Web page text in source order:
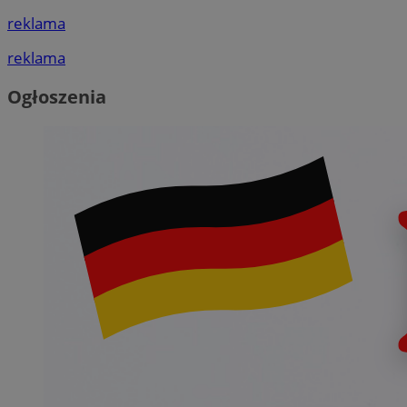
reklama
reklama
Ogłoszenia